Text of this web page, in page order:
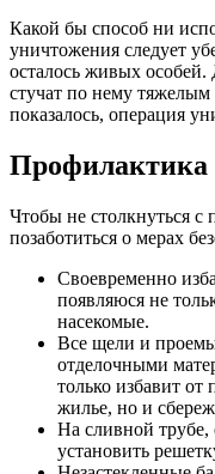
Какой бы способ ни
уничтожения следует
осталось живых особей.
стучат по нему
показалось, операция
Профилактика
Чтобы не столкнуться с
позаботиться о мерах
Своевременно
появляюся не
насекомые.
Все щели и
отделочными
только избавит
жилье, но и
На сливной
установить